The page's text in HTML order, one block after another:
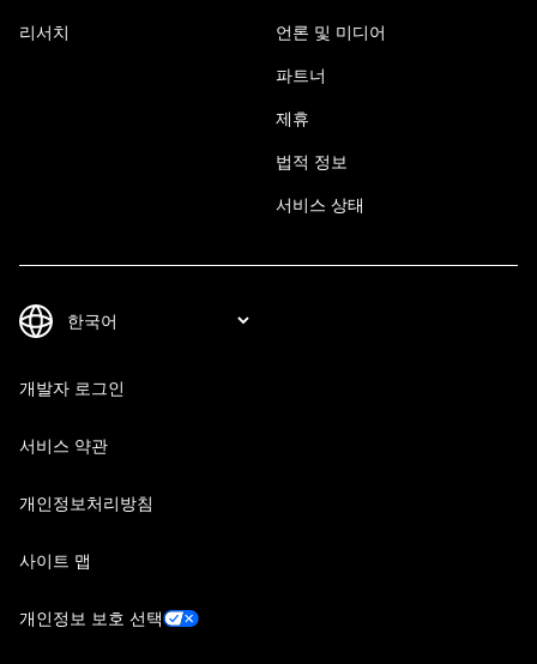
리서치 언론 및 미디어
파트너
제휴
법적 정보
서비스 상태
개발자 로그인
서비스 약관
개인정보처리방침
사이트 맵
개인정보 보호 선택